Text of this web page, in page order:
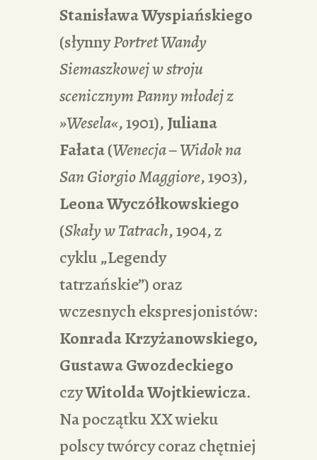
Stanisława Wyspiańskiego
(słynnyPortret Wandy
Siemaszkowej w stroju
scenicznym Panny młodej z
»Wesela«, 1901),Juliana
Fałata(Wenecja – Widok na
San Giorgio Maggiore, 1903),
Leona Wyczółkowskiego
(Skały w Tatrach, 1904, z
cyklu „Legendy
tatrzańskie”) oraz
wczesnych ekspresjonistów:
Konrada Krzyżanowskiego,
Gustawa Gwozdeckiego
czyWitolda Wojtkiewicza.
Na początku XX wieku
polscy twórcy coraz chętniej